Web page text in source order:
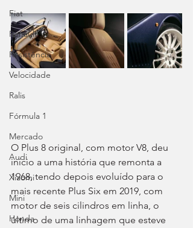
Fiat
Renault
Resistência
Velocidade
Ralis
Fórmula 1
Mercado
Audi
Xiaomi
Mini
Honda
O Plus 8 original, com motor V8, deu
início a uma história que remonta a
1968, tendo depois evoluído para o
mais recente Plus Six em 2019, com
motor de seis cilindros em linha, o
último de uma linhagem que esteve